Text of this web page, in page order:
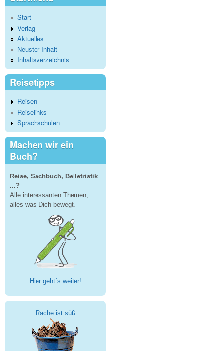
Start
Verlag
Aktuelles
Neuster Inhalt
Inhaltsverzeichnis
Reisetipps
Reisen
Reiselinks
Sprachschulen
Machen wir ein
Buch?
Reise, Sachbuch, Belletristik
...?
Alle interessanten Themen;
alles was Dich bewegt.
Hier geht´s weiter!
Rache ist süß